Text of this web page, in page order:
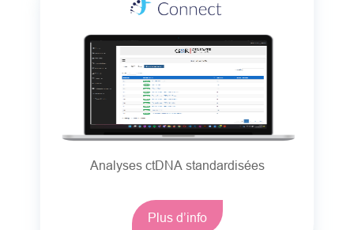
Analyses ctDNA standardisées
Plus d’info